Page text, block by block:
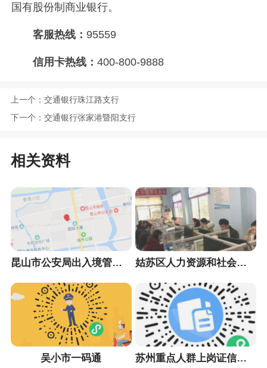
国有股份制商业银行。
客服热线： 95559
信用卡热线： 400-800-9888
上一个： 交通银行珠江路支行
下一个： 交通银行张家港暨阳支行
相关资料
昆山市公安局出入境管理大队 姑苏区人力资源和社会保障局
吴小市一码通 苏州重点人群上岗证信息采集小程序